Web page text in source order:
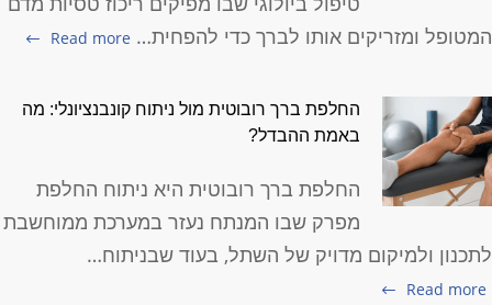
המטופל ומזריקים אותו לברך כדי להפחית… Read more
החלפת ברך רובוטית מול ניתוח קונבנציונלי: מה
באמת ההבדל?
החלפת ברך רובוטית היא ניתוח החלפת
מפרק שבו המנתח נעזר במערכת ממוחשבת
לתכנון ולמיקום מדויק של השתל, בעוד שבניתוח…
Read more